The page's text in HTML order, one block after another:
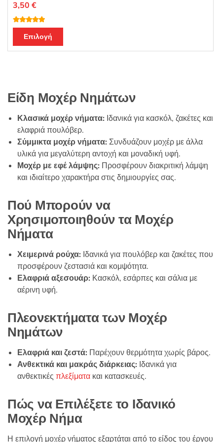
Βαθμολογή
θηκε με
4.88από 5
3,50 €
Επιλογή
το
παραλλαγές.
Οι
επιλογές
μπορούν
να
επιλεγούν
στη
σελίδα
προϊόντος
Είδη Μοχέρ Νημάτων
Κλασικά μοχέρ νήματα: Ιδανικά για κασκόλ, ζακέτες και
ελαφριά πουλόβερ.
Σύμμικτα μοχέρ νήματα: Συνδυάζουν μοχέρ με άλλα
υλικά για μεγαλύτερη αντοχή και μοναδική υφή.
Μοχέρ με εφέ λάμψης: Προσφέρουν διακριτική λάμψη
και ιδιαίτερο χαρακτήρα στις δημιουργίες σας.
Πού Μπορούν να
Χρησιμοποιηθούν τα Μοχέρ
Νήματα
Χειμερινά ρούχα: Ιδανικά για πουλόβερ και ζακέτες που
προσφέρουν ζεστασιά και κομψότητα.
Ελαφριά αξεσουάρ: Κασκόλ, εσάρπες και σάλια με
αέρινη υφή.
Πλεονεκτήματα των Μοχέρ
Νημάτων
Ελαφριά και ζεστά: Παρέχουν θερμότητα χωρίς βάρος.
Ανθεκτικά και μακράς διάρκειας: Ιδανικά για
ανθεκτικές πλεξίματα και κατασκευές.
Πώς να Επιλέξετε το Ιδανικό
Μοχέρ Νήμα
Η επιλογή μοχέρ νήματος εξαρτάται από το είδος του έργου